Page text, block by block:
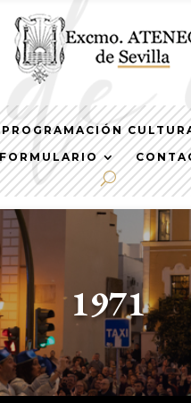
PROGRAMACIÓN
FORMULARIO
1971